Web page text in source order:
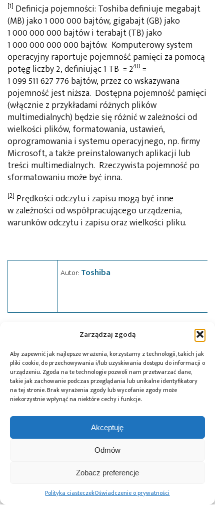
Zarządzaj zgodą
Aby zapewnić jak najlepsze wrażenia, korzystamy z technologii, takich jak
pliki cookie, do przechowywania i/lub uzyskiwania dostępu do informacji o
urządzeniu. Zgoda na te technologie pozwoli nam przetwarzać dane,
takie jak zachowanie podczas przeglądania lub unikalne identyfikatory
na tej stronie. Brak wyrażenia zgody lub wycofanie zgody może
niekorzystnie wpłynąć na niektóre cechy i funkcje.
Akceptuję
Odmów
Zobacz preferencje
Polityka ciasteczekOświadczenie o prywatności
[1] Definicja pojemności: Toshiba definiuje megabajt
(MB) jako 1 000 000 bajtów, gigabajt (GB) jako
1 000 000 000 bajtów i terabajt (TB) jako
1 000 000 000 000 bajtów. Komputerowy system
operacyjny raportuje pojemność pamięci za pomocą
potęg liczby 2, definiując 1 TB = 240 =
1 099 511 627 776 bajtów, przez co wskazywana
pojemność jest niższa. Dostępna pojemność pamięci
(włącznie z przykładami różnych plików
multimedialnych) będzie się różnić w zależności od
wielkości plików, formatowania, ustawień,
oprogramowania i systemu operacyjnego, np. firmy
Microsoft, a także preinstalowanych aplikacji lub
treści multimedialnych. Rzeczywista pojemność po
sformatowaniu może być inna.
[2] Prędkości odczytu i zapisu mogą być inne
w zależności od współpracującego urządzenia,
warunków odczytu i zapisu oraz wielkości pliku.
Autor: Toshiba
Toshiba
Przeczytaj również:
ICEYE pozyskuje
Łukasiewicz –
ITECH rozpoczyna
Programem
Noctiluca
roli
gracza